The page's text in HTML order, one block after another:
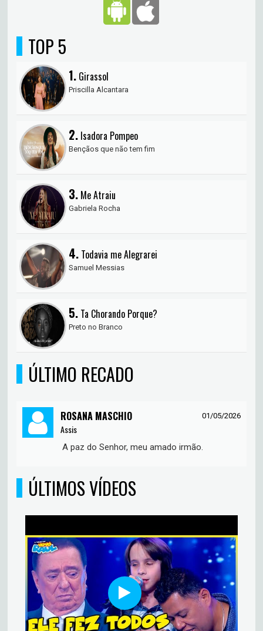
TOP 5
1. Girassol
Priscilla Alcantara
2. Isadora Pompeo
Bençãos que não tem fim
3. Me Atraiu
Gabriela Rocha
4. Todavia me Alegrarei
Samuel Messias
5. Ta Chorando Porque?
Preto no Branco
ÚLTIMO RECADO
ROSANA MASCHIO 01/05/2026
Assis
A paz do Senhor, meu amado irmão.
ÚLTIMOS VÍDEOS